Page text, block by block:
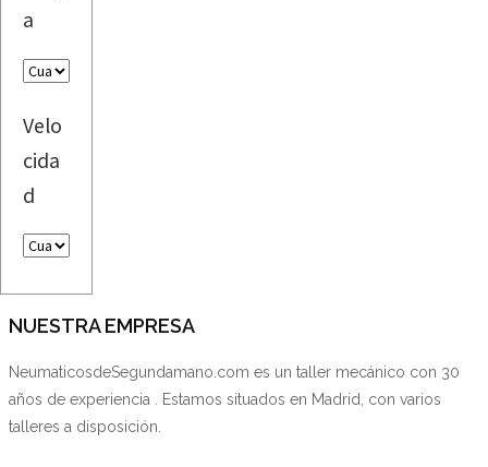
a
Velo
cida
d
NUESTRA EMPRESA
NeumaticosdeSegundamano.com es un taller mecánico con 30
años de experiencia . Estamos situados en Madrid, con varios
talleres a disposición.